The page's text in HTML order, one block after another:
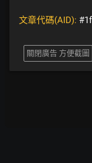
文章代碼(AID):
關閉廣告 方便截圖